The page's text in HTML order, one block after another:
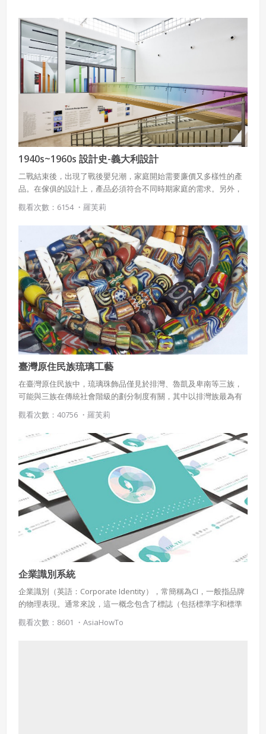
1940s~1960s 設計史-義大利設計
二戰結束後，出現了戰後嬰兒潮，家庭開始需要廉價又多樣性的產
品。在傢俱的設計上，產品必須符合不同時期家庭的需求。另外，
戰後各國也開始發展設計運動，並也產生各國的風格與代表人物。
1920年代，義大利從自由主義轉為法西斯主義。在法西斯政府的統
治下，貿易以國內軍事需求為中心，在30年代發展出造船、交通運
輸製造、化學工程等重大工業，為二次大戰後的工業打下良好的基
礎。戰敗國義大利受到美國大規模的經濟與工業技術援助，直接扶
植工業的發展。而美國的流線型與工業生產模式對義大利產生重大
的影響；設計風格取美國流線風格，將球莖狀美學加以修飾，創造
優美、典雅、獨特的雕塑感的產品風格。
觀看次數：6154 ・ 羅芙莉
臺灣原住民族琉璃工藝
在臺灣原住民族中，琉璃珠飾品僅見於排灣、魯凱及卑南等三族，
可能與三族在傳統社會階級的劃分制度有關，其中以排灣族最為有
名。現今排灣族人們已無法確知琉璃珠由來的年代及地點，僅知是
祖先代代留傳下來。色彩豐富的大型管狀琉璃珠是其中最為珍貴
的，每顆不同的珠子都擁有不同的名字、性別與傳說，只有貴族家
族才能擁有，平日仔細收藏在古陶壺中，不輕易使用，只有在婚禮
或是重大祭典時才會取出配戴。
觀看次數：40756 ・ 羅芙莉
企業識別系統
企業識別（英語：Corporate Identity），常簡稱為CI，一般指品牌
的物理表現。通常來說，這一概念包含了標誌（包括標準字和標準
圖形）和一系列配套設計。一套企業識別系統（Corporate Identity
System；CIS）通常有特定的指引，用以指導和管理相關的設計的
觀看次數：8601 ・ AsiaHowTo